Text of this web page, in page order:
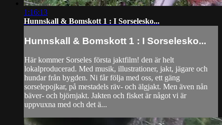
1:16:13
Hunnskall & Bomskott 1 : I Sorselesko...
Hunnskall & Bomskott 1 : I Sorselesko...
Här kommer Sorseles första jaktfilm! den är helt
lokalproducerad. Med musik, illustrationer, jakt, jägare och
hundar från bygden. Ni får följa med oss, ett gäng
sorselepojkar, på mestadels räv- och älgjakt. Men även nån
bäver- och björnjakt. Jakten och fisket är något vi är
uppvuxna med och det ä...